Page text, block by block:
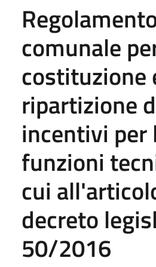
comunale
costituzione
ripartizione
incentivi per
funzioni
cui
decreto
50/2016